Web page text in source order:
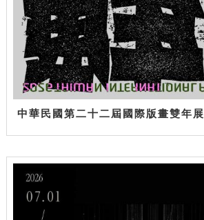
中華民國第二十二屆國際版畫雙年展